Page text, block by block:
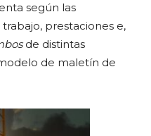
según las
prestaciones e,
de distintas
de maletín de